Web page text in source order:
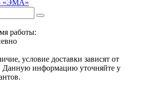
работы:
условие доставки зависят от
Данную информацию уточняйте у